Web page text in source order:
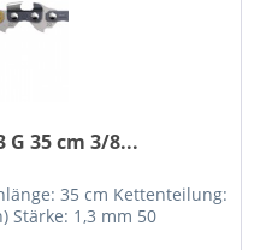
G 35 cm 3/8...
35 cm Kettenteilung:
Stärke: 1,3 mm 50